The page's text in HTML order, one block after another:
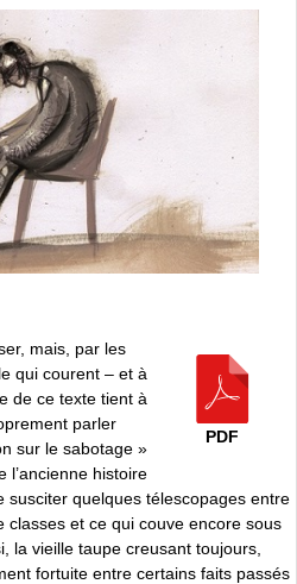
PDF
mais, par les
qui courent – et à
de ce texte tient à
parler
sur le sabotage »
l’ancienne histoire
susciter quelques télescopages entre
classes et ce qui couve encore sous
la vieille taupe creusant toujours,
fortuite entre certains faits passés